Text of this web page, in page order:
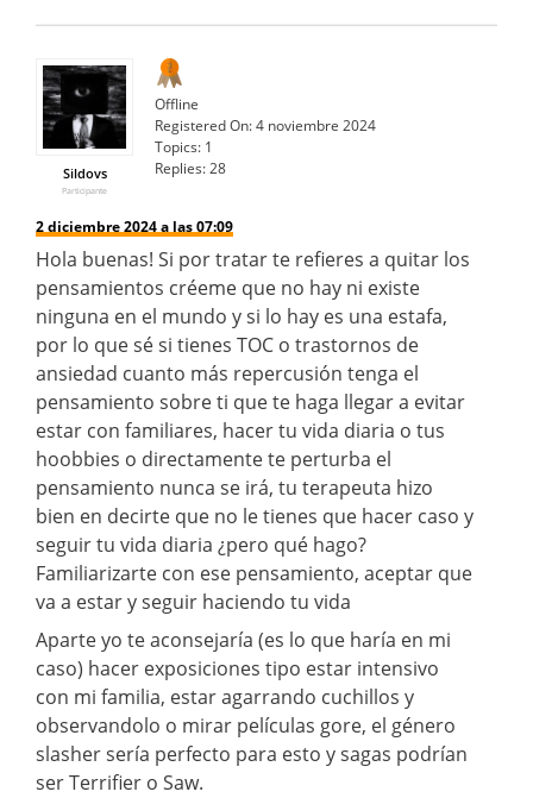
Sildovs
Participante
Offline
Registered On:4 noviembre 2024
Topics: 1
Replies:28
2 diciembre 2024 a las 07:09
Hola buenas! Si por tratar te refieres a quitar los
pensamientos créeme que no hay ni existe
ninguna en el mundo y si lo hay es una estafa,
por lo que sé si tienes TOC o trastornos de
ansiedad cuanto más repercusión tenga el
pensamiento sobre ti que te haga llegar a evitar
estar con familiares, hacer tu vida diaria o tus
hoobbies o directamente te perturba el
pensamiento nunca se irá, tu terapeuta hizo
bien en decirte que no le tienes que hacer caso y
seguir tu vida diaria ¿pero qué hago?
Familiarizarte con ese pensamiento, aceptar que
va a estar y seguir haciendo tu vida
Aparte yo te aconsejaría (es lo que haría en mi
caso) hacer exposiciones tipo estar intensivo
con mi familia, estar agarrando cuchillos y
observandolo o mirar películas gore, el género
slasher sería perfecto para esto y sagas podrían
ser Terrifier o Saw.